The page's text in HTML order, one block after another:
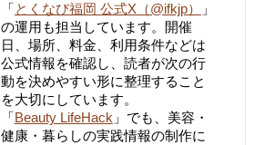
「とくなび福岡 公式X（@ifkjp）
」
の運用も担当しています。開催
日、場所、料金、利用条件などは
公式情報を確認し、読者が次の行
動を決めやすい形に整理すること
を大切にしています。
「Beauty LifeHack 」でも、美容・
健康・暮らしの実践情報の制作に